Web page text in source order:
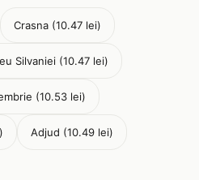
Crasna (10.47 lei)
Silvaniei (10.47 lei)
(10.53 lei)
Adjud (10.49 lei)